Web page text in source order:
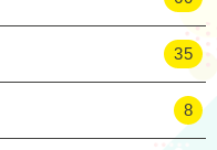
35
8